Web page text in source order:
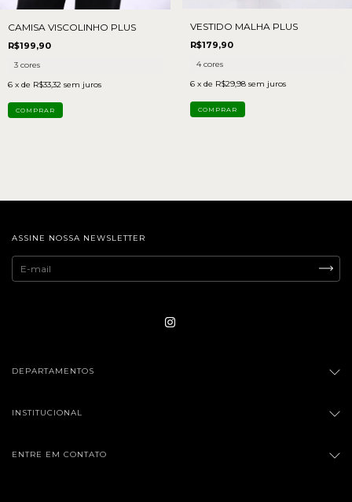
CAMISA VISCOLINHO PLUS
R$199,90
3 cores
6 x de R$33,32 sem juros
COMPRAR
VESTIDO MALHA PLUS
R$179,90
4 cores
6 x de R$29,98 sem juros
COMPRAR
ASSINE NOSSA NEWSLETTER
DEPARTAMENTOS
INSTITUCIONAL
ENTRE EM CONTATO